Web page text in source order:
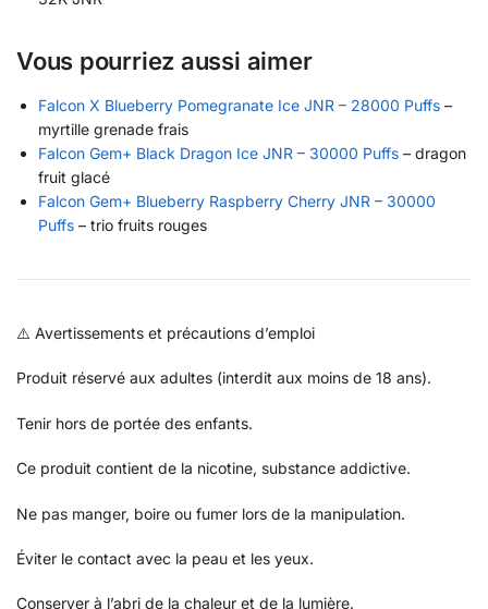
Vous pourriez aussi aimer
Falcon X Blueberry Pomegranate Ice JNR – 28000 Puffs –
myrtille grenade frais
Falcon Gem+ Black Dragon Ice JNR – 30000 Puffs – dragon
fruit glacé
Falcon Gem+ Blueberry Raspberry Cherry JNR – 30000
Puffs – trio fruits rouges
⚠️ Avertissements et précautions d’emploi
Produit réservé aux adultes (interdit aux moins de 18 ans).
Tenir hors de portée des enfants.
Ce produit contient de la nicotine, substance addictive.
Ne pas manger, boire ou fumer lors de la manipulation.
Éviter le contact avec la peau et les yeux.
Conserver à l’abri de la chaleur et de la lumière.